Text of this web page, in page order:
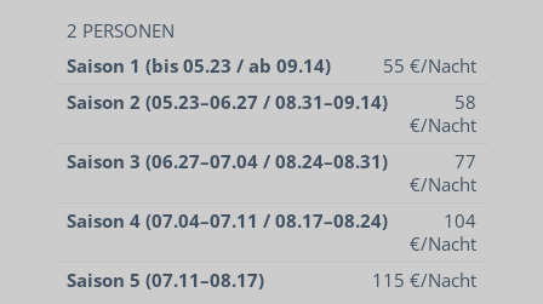
2 PERSONEN
Saison 1 (bis 05.23 / ab 09.14)
55 €/Nacht
Saison 2 (05.23–06.27 / 08.31–09.14)
58
€/Nacht
Saison 3 (06.27–07.04 / 08.24–08.31)
77
€/Nacht
Saison 4 (07.04–07.11 / 08.17–08.24)
104
€/Nacht
Saison 5 (07.11–08.17)
115 €/Nacht